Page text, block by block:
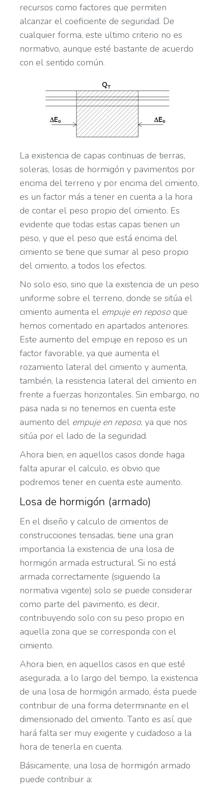
recursos como factores que permiten
alcanzar el coeficiente de seguridad. De
cualquier forma, este ultimo criterio no es
normativo, aunque esté bastante de acuerdo
con el sentido común.
La existencia de capas continuas de tierras,
soleras, losas de hormigón y pavimentos por
encima del terreno y por encima del cimiento,
es un factor más a tener en cuenta a la hora
de contar el peso propio del cimiento. Es
evidente que todas estas capas tienen un
peso, y que el peso que está encima del
cimiento se tiene que sumar al peso propio
del cimiento, a todos los efectos.
No solo eso, sino que la existencia de un peso
uniforme sobre el terreno, donde se sitúa el
cimiento aumenta el empuje en reposoque
hemos comentado en apartados anteriores.
Este aumento del empuje en reposo es un
factor favorable, ya que aumenta el
rozamiento lateral del cimiento y aumenta,
también, la resistencia lateral del cimiento en
frente a fuerzas horizontales. Sin embargo, no
pasa nada si no tenemos en cuenta este
aumento del empuje en reposo, ya que nos
sitúa por el lado de la seguridad.
Ahora bien, en aquellos casos donde haga
falta apurar el calculo, es obvio que
podremos tener en cuenta este aumento.
Losa de hormigón (armado)
En el diseño y calculo de cimientos de
construcciones tensadas, tiene una gran
importancia la existencia de una losa de
hormigón armada estructural. Si no está
armada correctamente (siguiendo la
normativa vigente) solo se puede considerar
como parte del pavimento, es decir,
contribuyendo solo con su peso propio en
aquella zona que se corresponda con el
cimiento.
Ahora bien, en aquellos casos en que esté
asegurada, a lo largo del tiempo, la existencia
de una losa de hormigón armado, ésta puede
contribuir de una forma determinante en el
dimensionado del cimiento. Tanto es así, que
hará falta ser muy exigente y cuidadoso a la
hora de tenerla en cuenta.
Básicamente, una losa de hormigón armado
puede contribuir a: